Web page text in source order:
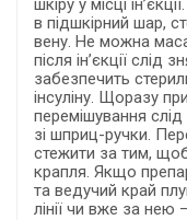
шкіру у місці
в підшкірний шар,
вену. Не можна
після ін’єкції слід
забезпечить
інсуліну. Щоразу
перемішування
зі шприц-ручки.
стежити за тим, щоб
крапля. Якщо
та ведучий край
лінії чи вже за нею